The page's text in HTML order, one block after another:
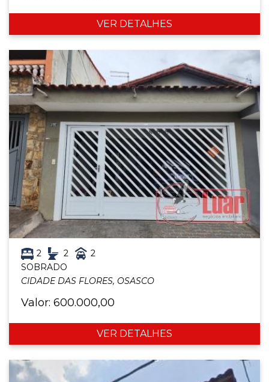
VER DETALHES
2 2
2
SOBRADO
CIDADE DAS FLORES, OSASCO
Valor: 600.000,00
VER DETALHES